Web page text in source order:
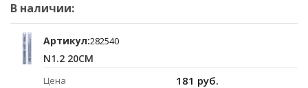
В наличии:
Артикул:282540
N1.2 20СМ
Цена 181 руб.